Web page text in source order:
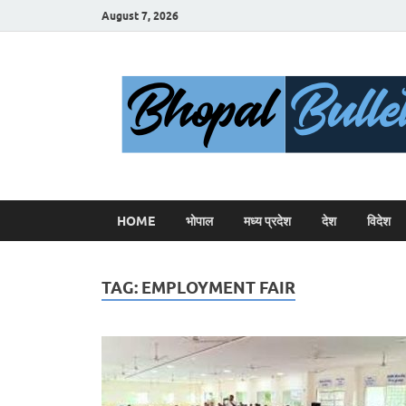
August 7, 2026
HOME भोपाल मध्य प्रदेश देश विदेश
TAG: EMPLOYMENT FAIR